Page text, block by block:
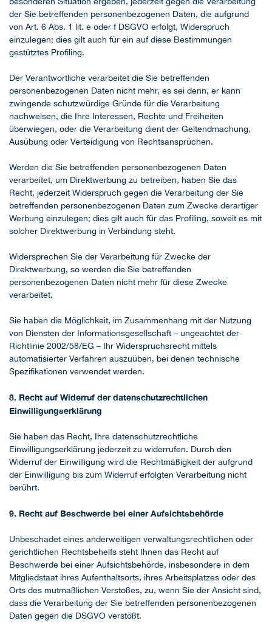
der Sie betreffenden personenbezogenen Daten, die aufgrund
von Art. 6 Abs. 1 lit. e oder f DSGVO erfolgt, Widerspruch
einzulegen; dies gilt auch für ein auf diese Bestimmungen
gestütztes Profiling.
Der Verantwortliche verarbeitet die Sie betreffenden
personenbezogenen Daten nicht mehr, es sei denn, er kann
zwingende schutzwürdige Gründe für die Verarbeitung
nachweisen, die Ihre Interessen, Rechte und Freiheiten
überwiegen, oder die Verarbeitung dient der Geltendmachung,
Ausübung oder Verteidigung von Rechtsansprüchen.
Werden die Sie betreffenden personenbezogenen Daten
verarbeitet, um Direktwerbung zu betreiben, haben Sie das
Recht, jederzeit Widerspruch gegen die Verarbeitung der Sie
betreffenden personenbezogenen Daten zum Zwecke derartiger
Werbung einzulegen; dies gilt auch für das Profiling, soweit es mit
solcher Direktwerbung in Verbindung steht.
Widersprechen Sie der Verarbeitung für Zwecke der
Direktwerbung, so werden die Sie betreffenden
personenbezogenen Daten nicht mehr für diese Zwecke
verarbeitet.
Sie haben die Möglichkeit, im Zusammenhang mit der Nutzung
von Diensten der Informationsgesellschaft – ungeachtet der
Richtlinie 2002/58/EG – Ihr Widerspruchsrecht mittels
automatisierter Verfahren auszuüben, bei denen technische
Spezifikationen verwendet werden.
8. Recht auf Widerruf der datenschutzrechtlichen
Einwilligungserklärung
Sie haben das Recht, Ihre datenschutzrechtliche
Einwilligungserklärung jederzeit zu widerrufen. Durch den
Widerruf der Einwilligung wird die Rechtmäßigkeit der aufgrund
der Einwilligung bis zum Widerruf erfolgten Verarbeitung nicht
berührt.
9. Recht auf Beschwerde bei einer Aufsichtsbehörde
Unbeschadet eines anderweitigen verwaltungsrechtlichen oder
gerichtlichen Rechtsbehelfs steht Ihnen das Recht auf
Beschwerde bei einer Aufsichtsbehörde, insbesondere in dem
Mitgliedstaat ihres Aufenthaltsorts, ihres Arbeitsplatzes oder des
Orts des mutmaßlichen Verstoßes, zu, wenn Sie der Ansicht sind,
dass die Verarbeitung der Sie betreffenden personenbezogenen
Daten gegen die DSGVO verstößt.